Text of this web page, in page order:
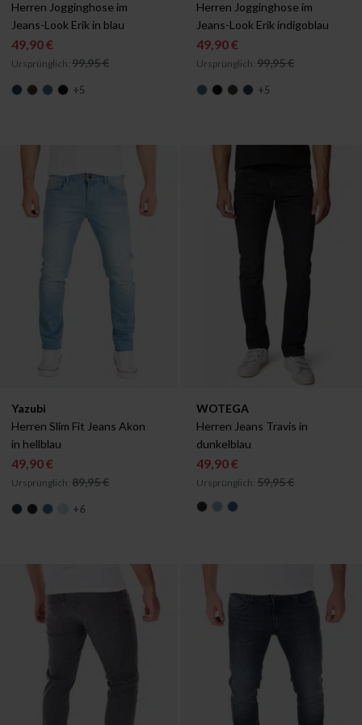
Herren Jogginghose im
Jeans-Look Erik in blau
49,90 €
Ursprünglich: 99,95 €
+5
Herren Jogginghose im
Jeans-Look Erik indigoblau
49,90 €
Ursprünglich: 99,95 €
+5
Verfügbar in:
W29/L30
W29/L32 W29/L34 W30/L32 W30/L34
Yazubi
Herren Slim Fit Jeans Akon
in hellblau
49,90 €
Ursprünglich: 89,95 €
+6
Verfügbar in:
W29/L30
W29/L32 W29/L34
WOTEGA
Herren Jeans Travis in
dunkelblau
49,90 €
Ursprünglich: 59,95 €